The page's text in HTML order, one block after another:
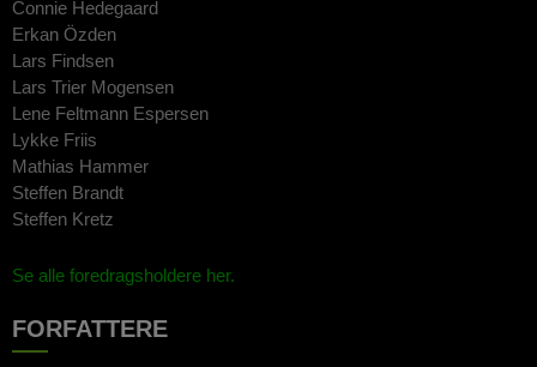
Connie Hedegaard
Erkan Özden
Lars Findsen
Lars Trier Mogensen
Lene Feltmann Espersen
Lykke Friis
Mathias Hammer
Steffen Brandt
Steffen Kretz
Se alle foredragsholdere her.
FORFATTERE